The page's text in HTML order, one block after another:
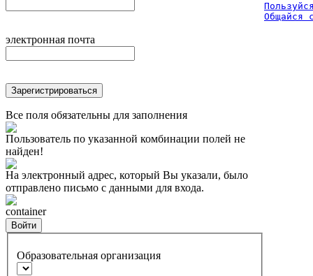
электронная почта
Зарегистрироваться
Все поля обязательны для заполнения
Пользователь по указанной комбинации полей не
найден!
На электронный адрес, который Вы указали, было
отправлено письмо с данными для входа.
container
Войти
Образовательная организация
Общайся